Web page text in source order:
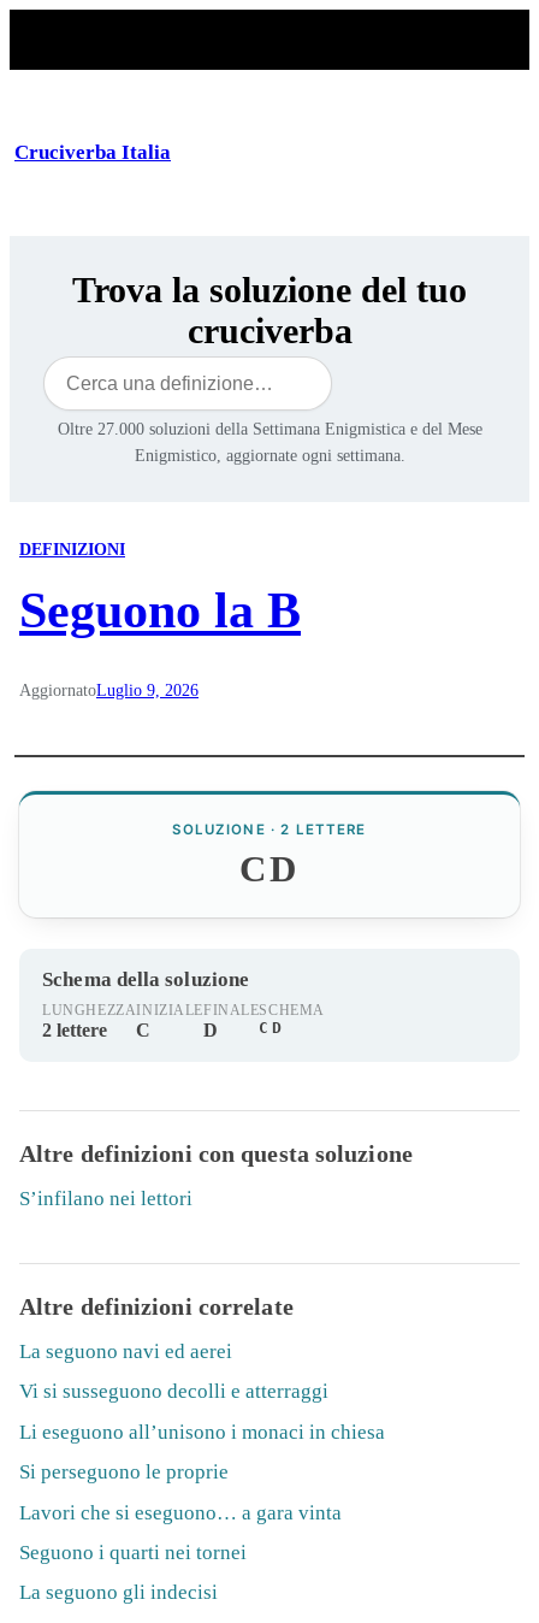
Cruciverba Italia
Trova la soluzione del tuo
cruciverba
Cerca
Oltre 27.000 soluzioni della Settimana Enigmistica e del Mese
Enigmistico, aggiornate ogni settimana.
DEFINIZIONI
Seguono la B
AggiornatoLuglio 9, 2026
SOLUZIONE · 2 LETTERE
CD
Schema della soluzione
LUNGHEZZA
2 lettere
INIZIALE
C
FINALE
D
SCHEMA
CD
Altre definizioni con questa soluzione
S’infilano nei lettori
Altre definizioni correlate
La seguono navi ed aerei
Vi si susseguono decolli e atterraggi
Li eseguono all’unisono i monaci in chiesa
Si perseguono le proprie
Lavori che si eseguono… a gara vinta
Seguono i quarti nei tornei
La seguono gli indecisi